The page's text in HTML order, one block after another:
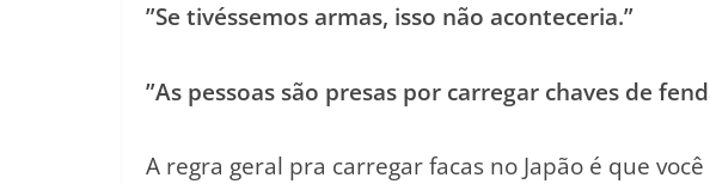
”Se tivéssemos armas, isso não aconteceria.”
”As pessoas são presas por carregar chaves de
A regra geral pra carregar facas no Japão é que